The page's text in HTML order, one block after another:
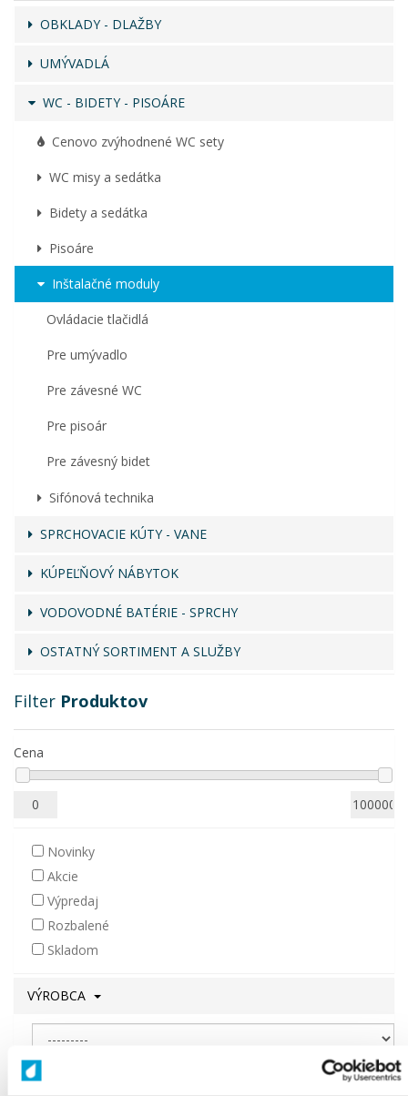
OBKLADY - DLAŽBY
UMÝVADLÁ
WC - BIDETY - PISOÁRE
Cenovo zvýhodnené WC sety
WC misy a sedátka
Bidety a sedátka
Pisoáre
Inštalačné moduly
Ovládacie tlačidlá
Pre umývadlo
Pre závesné WC
Pre pisoár
Pre závesný bidet
Sifónová technika
SPRCHOVACIE KÚTY - VANE
KÚPEĽŇOVÝ NÁBYTOK
VODOVODNÉ BATÉRIE - SPRCHY
OSTATNÝ SORTIMENT A SLUŽBY
Filter Produktov
Cena
Novinky
Akcie
Výpredaj
Rozbalené
Skladom
VÝROBCA
SÉRIA